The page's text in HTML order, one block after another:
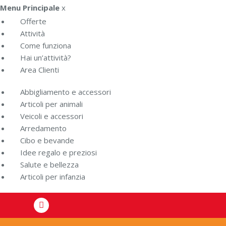
Menu Principale x
Offerte
Attività
Come funziona
Hai un’attività?
Area Clienti
Abbigliamento e accessori
Articoli per animali
Veicoli e accessori
Arredamento
Cibo e bevande
Idee regalo e preziosi
Salute e bellezza
Articoli per infanzia